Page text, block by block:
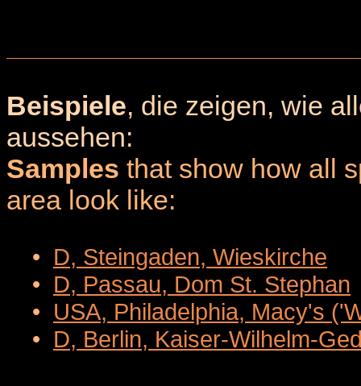
Beispiele, die zeigen, wie
aussehen:
Samples that show how all
area look like:
• D, Steingaden, Wieskirche
• D, Passau, Dom St. Stephan
• USA, Philadelphia, Macy's
• D, Berlin, Kaiser-Wilhelm-